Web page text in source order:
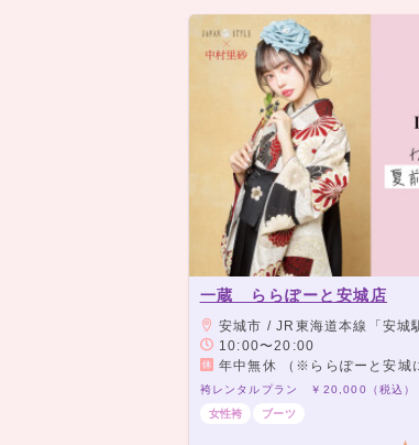
一蔵 ららぽーと安城店
安城市 / JR東海道本線「安城駅」より車8分、名古屋鉄道
10:00〜20:00
年中無休 （※ららぽーと安城
女性袴
ブーツ